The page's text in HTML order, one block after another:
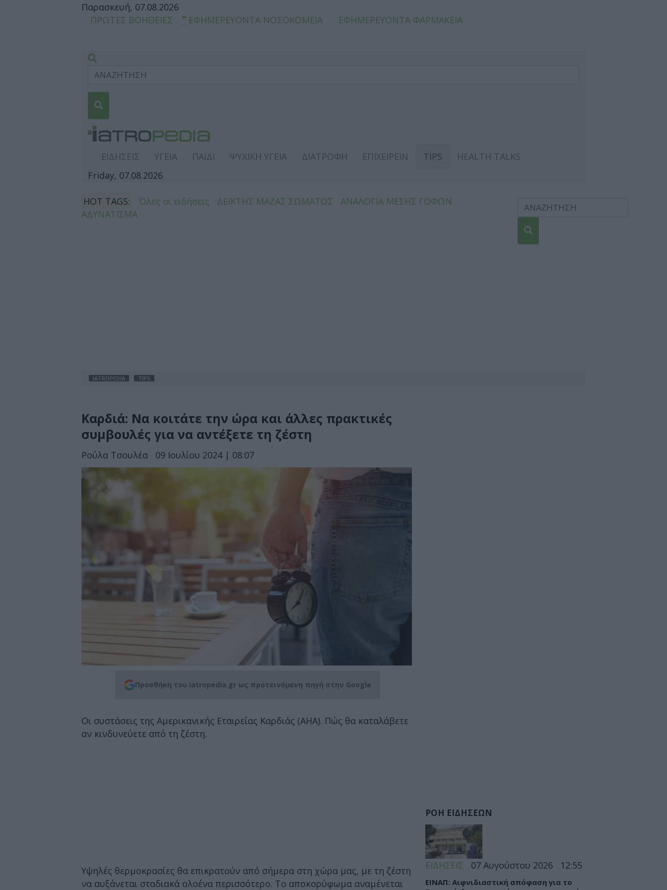
Παρασκευή, 07.08.2026
ΠΡΩΤΕΣ ΒΟΗΘΕΙΕΣ
ΕΦΗΜΕΡΕΥΟΝΤΑ ΝΟΣΟΚΟΜΕΙΑ ΕΦΗΜΕΡΕΥΟΝΤΑ ΦΑΡΜΑΚΕΙΑ
ΕΙΔΗΣΕΙΣ ΥΓΕΙΑ ΠΑΙΔΙ ΨΥΧΙΚΗ ΥΓΕΙΑ ΔΙΑΤΡΟΦΗ ΕΠΙΧΕΙΡΕΙΝ TIPS
HEALTH TALKS
Friday, 07.08.2026
HOT TAGS: Όλες οι ειδήσεις ΔΕΙΚΤΗΣ ΜΑΖΑΣ ΣΩΜΑΤΟΣ
ΑΝΑΛΟΓΙΑ ΜΕΣΗΣ ΓΟΦΩΝ
ΑΔΥΝΑΤΙΣΜΑ
IATROPEDIA TIPS
Καρδιά: Να κοιτάτε την ώρα και άλλες πρακτικές
συμβουλές για να αντέξετε τη ζέστη
Ρούλα Τσουλέα 09 Ιουλίου 2024 | 08:07
Προσθήκη του iatropedia.gr ως προτεινόμενη πηγή στην Google
Οι συστάσεις της Αμερικανικής Εταιρείας Καρδιάς (ΑΗΑ). Πώς θα καταλάβετε
αν κινδυνεύετε από τη ζέστη.
Υψηλές θερμοκρασίες θα επικρατούν από σήμερα στη χώρα μας, με τη ζέστη
να αυξάνεται σταδιακά ολοένα περισσότερο. Το αποκορύφωμα αναμένεται
ΡΟΗ ΕΙΔΗΣΕΩΝ
ΕΙΔΗΣΕΙΣ 07 Αυγούστου 2026 12:55
ΕΙΝΑΠ: Αιφνιδιαστική απόφαση για το